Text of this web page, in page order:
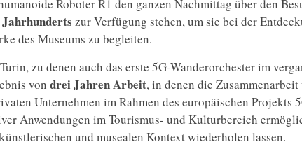
Roboter R1 den ganzen Nachmittag über den
Jahrhunderts zur Verfügung stehen, um sie bei der
des Museums zu begleiten.
zu denen auch das erste 5G-Wanderorchester im
von drei Jahren Arbeit, in denen die
Unternehmen im Rahmen des europäischen Projekts
Anwendungen im Tourismus- und Kulturbereich
und musealen Kontext wiederholen lassen.